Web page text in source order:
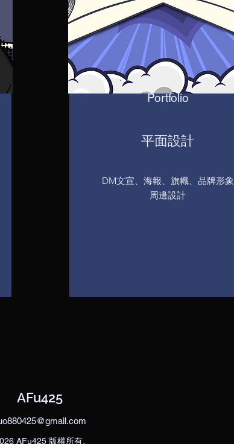
Portfolio
平面設計
DM文宣、海報、旗幟、品牌形象
周邊設計
AFu425
AFu425 版權所有。